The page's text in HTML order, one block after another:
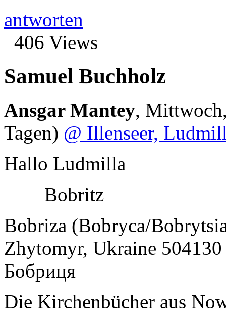
antworten
406 Views
Samuel Buchholz
Ansgar Mantey,
Tagen) @ Illenseer,
Hallo Ludmilla
Bobritz
Bobriza (Bobryca/
Zhytomyr, Ukraine
Бобриця
Die Kirchenbücher aus